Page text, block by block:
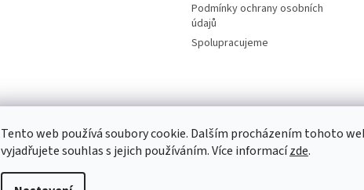
Tento web používá soubory cookie. Dalším procházením tohoto
vyjadřujete souhlas s jejich používáním. Více informacízde.
Podmínky ochrany osobních
údajů
Spolupracujeme
Facebook